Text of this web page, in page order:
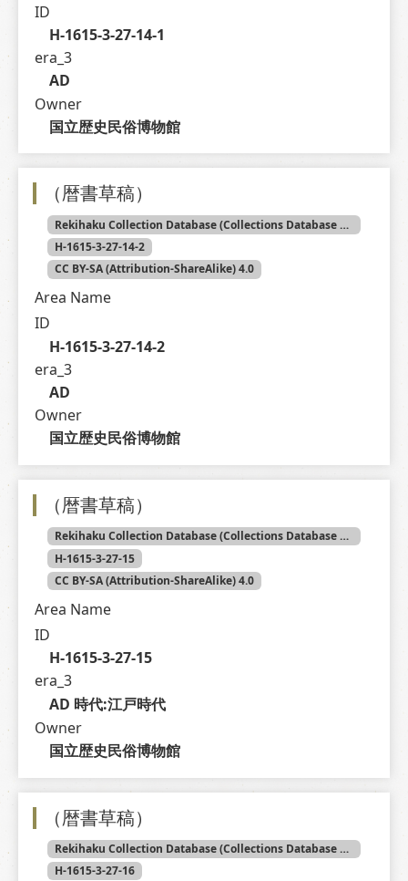
ID
H-1615-3-27-14-1
era_3
AD
Owner
国立歴史民俗博物館
（暦書草稿）
Rekihaku Collection Database (Collections Database of the National Museum of Japanese History)
H-1615-3-27-14-2
CC BY-SA (Attribution-ShareAlike) 4.0
Area Name
ID
H-1615-3-27-14-2
era_3
AD
Owner
国立歴史民俗博物館
（暦書草稿）
Rekihaku Collection Database (Collections Database of the National Museum of Japanese History)
H-1615-3-27-15
CC BY-SA (Attribution-ShareAlike) 4.0
Area Name
ID
H-1615-3-27-15
era_3
AD 時代:江戸時代
Owner
国立歴史民俗博物館
（暦書草稿）
Rekihaku Collection Database (Collections Database of the National Museum of Japanese History)
H-1615-3-27-16